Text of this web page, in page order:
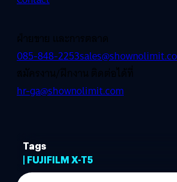
ฝ่ายขาย และการตลาด
085-848-2253
สมัครงาน/ฝึกงาน ติดต่อได้ที่
hr-ga@shownolimit.com
Tags
| FUJIFILM X-T5